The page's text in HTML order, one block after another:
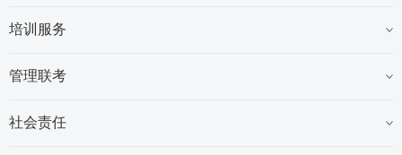
培训服务
管理联考
社会责任